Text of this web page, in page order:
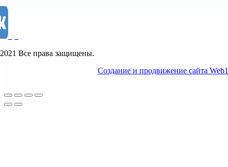
Все права защищены.
Создание и продвижение сайта